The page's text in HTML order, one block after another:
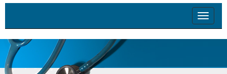
Toggle